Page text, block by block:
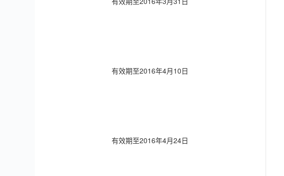
有效期至2016年4月10日
有效期至2016年4月24日